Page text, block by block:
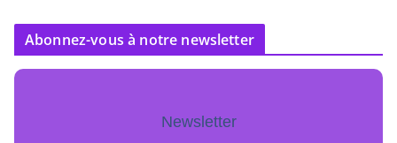
Abonnez-vous à notre newsletter
Newsletter